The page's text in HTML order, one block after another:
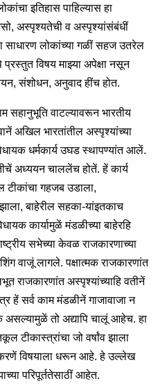
इतिहास पाहिल्यास हा
अस्पृश्यतेची व अस्पृश्यांसंबंधीं
साधारण लोकांच्या गळीं सहज उतरेल
प्रस्तुत विषय माझ्या अपेक्षा नसून
संशोधन, अनुवाद हींच होत.
सहानुभूति वाटल्यावरून भारतीय
अखिल भारतांतील अस्पृश्यांच्या
धर्मकार्य उघड स्थापण्यांत आलें.
अध्ययन चाललेंच होतें. हें कार्य
टीकांचा गहजब उडाला,
झाला, बाहेरील सहका-यांइतकाच
कार्यामुळें मंडळीच्या बाहेरहि
सभेच्या केवळ राजकारणाच्या
वाजूं लागले. पक्षात्मक राजकारणांत
राजकारणांत अस्पृश्यांच्याहि वतीनें
हें सर्व काम मंडळीनें गाजावाजा न
असल्यामुळें तो अद्यापि चालूं आहेच. हा
टीकास्त्रांचा जो वर्षांव झाला
करणें विषयाला धरून आहे. हे उल्लेख
परिपूर्ततेसाठीं आहेत.